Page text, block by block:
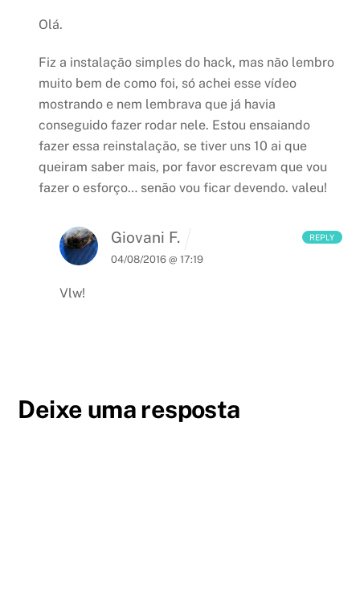
Olá.
Fiz a instalação simples do hack, mas não lembro
muito bem de como foi, só achei esse vídeo
mostrando e nem lembrava que já havia
conseguido fazer rodar nele. Estou ensaiando
fazer essa reinstalação, se tiver uns 10 ai que
queiram saber mais, por favor escrevam que vou
fazer o esforço… senão vou ficar devendo. valeu!
Giovani F.
04/08/2016 @ 17:19
Vlw!
REPLY
Deixe uma resposta